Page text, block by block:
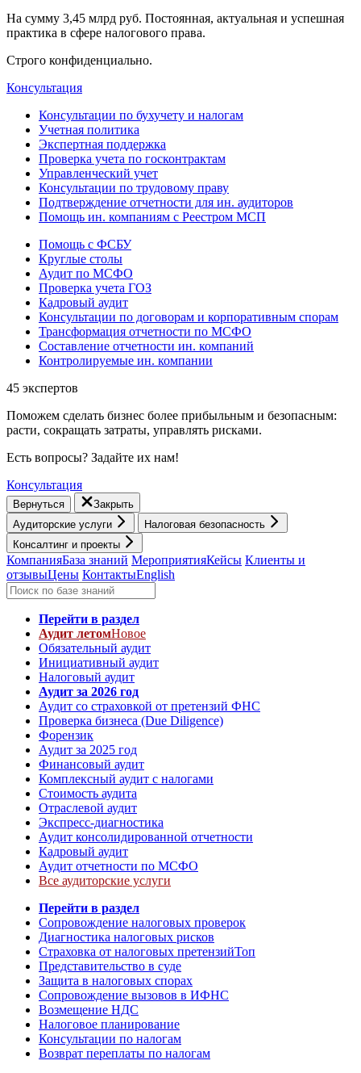
На сумму 3,45 млрд руб. Постоянная, актуальная и успешная
практика в сфере налогового права.
Строго конфиденциально.
Консультация
Консультации по бухучету и налогам
Учетная политика
Экспертная поддержка
Проверка учета по госконтрактам
Управленческий учет
Консультации по трудовому праву
Подтверждение отчетности для ин. аудиторов
Помощь ин. компаниям с Реестром МСП
Помощь с ФСБУ
Круглые столы
Аудит по МСФО
Проверка учета ГОЗ
Кадровый аудит
Консультации по договорам и корпоративным спорам
Трансформация отчетности по МСФО
Составление отчетности ин. компаний
Контролируемые ин. компании
45 экспертов
Поможем сделать бизнес более прибыльным и безопасным:
расти, cокращать затраты, управлять рисками.
Есть вопросы? Задайте их нам!
Консультация
Вернуться
Закрыть
Аудиторские услуги
Налоговая безопасность
Консалтинг и проекты
КомпанияБаза знаний МероприятияКейсы Клиенты и
отзывыЦены КонтактыEnglish
Перейти в раздел
Аудит летомНовое
Обязательный аудит
Инициативный аудит
Налоговый аудит
Аудит за 2026 год
Аудит со страховкой от претензий ФНС
Проверка бизнеса (Due Diligence)
Форензик
Аудит за 2025 год
Финансовый аудит
Комплексный аудит с налогами
Стоимость аудита
Отраслевой аудит
Экспресс-диагностика
Аудит консолидированной отчетности
Кадровый аудит
Аудит отчетности по МСФО
Все аудиторские услуги
Перейти в раздел
Сопровождение налоговых проверок
Диагностика налоговых рисков
Страховка от налоговых претензийТоп
Представительство в суде
Защита в налоговых спорах
Сопровождение вызовов в ИФНС
Возмещение НДС
Налоговое планирование
Консультации по налогам
Возврат переплаты по налогам